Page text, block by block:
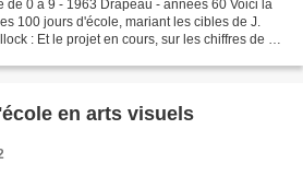
de 0 à 9 - 1963 Drapeau - années 60 Voici la
100 jours d'école, mariant les cibles de J.
: Et le projet en cours, sur les chiffres de 0
en arts visuels